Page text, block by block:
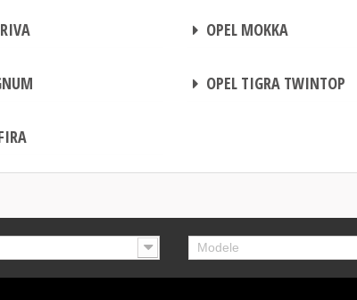
OPEL MOKKA
OPEL TIGRA TWINTOP
Modele